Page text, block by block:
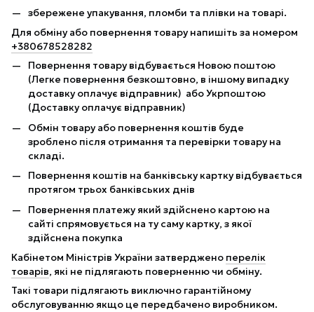
збережене упакування, пломби та плівки на товарі.
Для обміну або повернення товару напишіть за номером
+380678528282
Повернення товару відбувається Новою поштою
(Легке повернення безкоштовно, в іншому випадку
доставку оплачує відправник) або Укрпоштою
(Доставку оплачує відправник)
Обмін товару або повернення коштів буде
зроблено після отримання та перевірки товару на
складі.
Повернення коштів на банківську картку відбувається
протягом трьох банківських днів
Повернення платежу який здійснено картою на
сайті спрямовується на ту саму картку, з якої
здійснена покупка
Кабінетом Міністрів України затверджено перелік
товарів, які не підлягають поверненню чи обміну.
Такі товари підлягають виключно гарантійному
обслуговуванню якщо це передбачено виробником.